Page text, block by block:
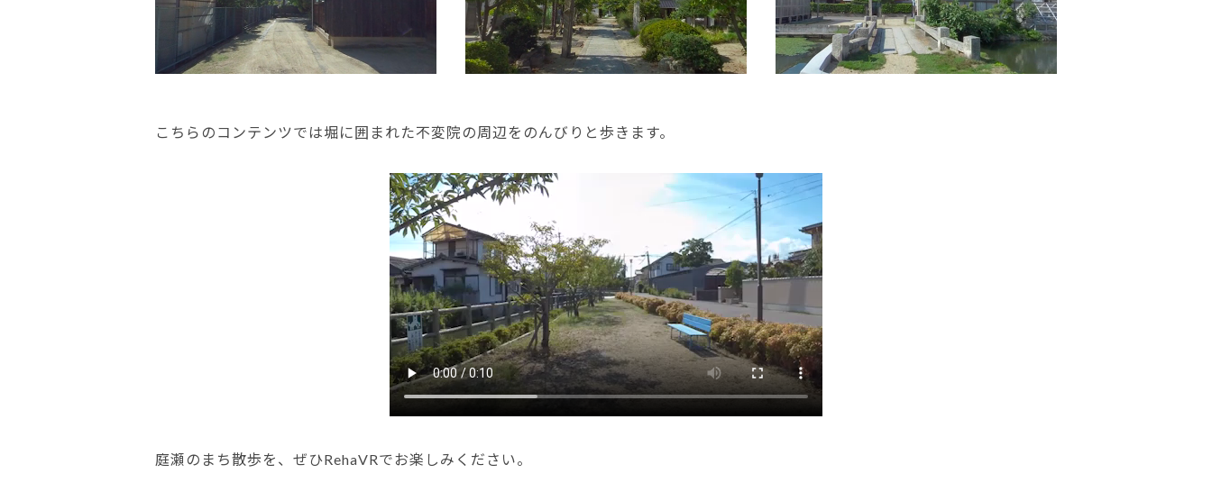
こちらのコンテンツでは堀に囲まれた不変院の周辺をのんびりと歩きます。
庭瀬のまち散歩を、ぜひRehaVRでお楽しみください。